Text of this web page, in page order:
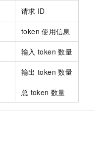
请求 ID
token 使用信息
输入 token 数量
输出 token 数量
总 token 数量